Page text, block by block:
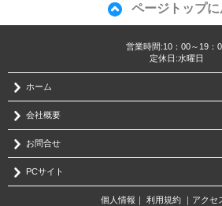
ページトップに
営業時間:10：00～19：
定休日:水曜日
ホーム
会社概要
お問合せ
PCサイト
個人情報 ｜ 利用規約｜ アクセ